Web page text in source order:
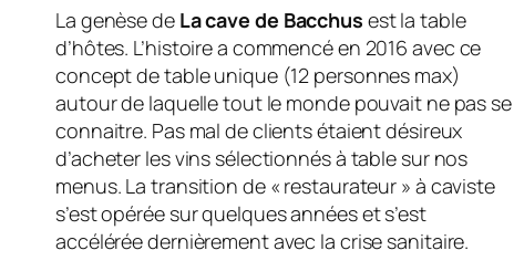
La genèse de La cave de Bacchus est la table
d’hôtes. L’histoire a commencé en 2016 avec ce
concept de table unique (12 personnes max)
autour de laquelle tout le monde pouvait ne pas se
connaitre. Pas mal de clients étaient désireux
d’acheter les vins sélectionnés à table sur nos
menus. La transition de « restaurateur » à caviste
s’est opérée sur quelques années et s’est
accélérée dernièrement avec la crise sanitaire.